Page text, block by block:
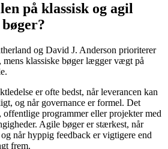
på klassisk og agil
og David J. Anderson prioriterer
klassiske bøger lægger vægt på
er ofte bedst, når leverancen kan
og når governance er formel. Det
programmer eller projekter med
Agile bøger er stærkest, når
når hyppig feedback er vigtigere end
frem.